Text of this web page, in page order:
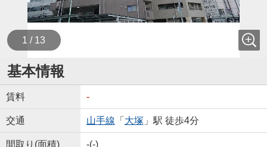
1 / 13
基本情報
賃料 -
交通 山手線 「 大塚 」駅 徒歩4分
間取り(面積) -(-)